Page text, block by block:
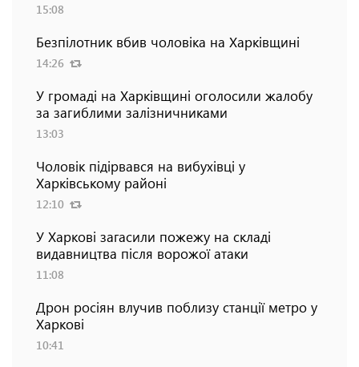
15:08
Безпілотник вбив чоловіка на Харківщині
14:26
У громаді на Харківщині оголосили жалобу
за загиблими залізничниками
13:03
Чоловік підірвався на вибухівці у
Харківському районі
12:10
У Харкові загасили пожежу на складі
видавництва після ворожої атаки
11:08
Дрон росіян влучив поблизу станції метро у
Харкові
10:41